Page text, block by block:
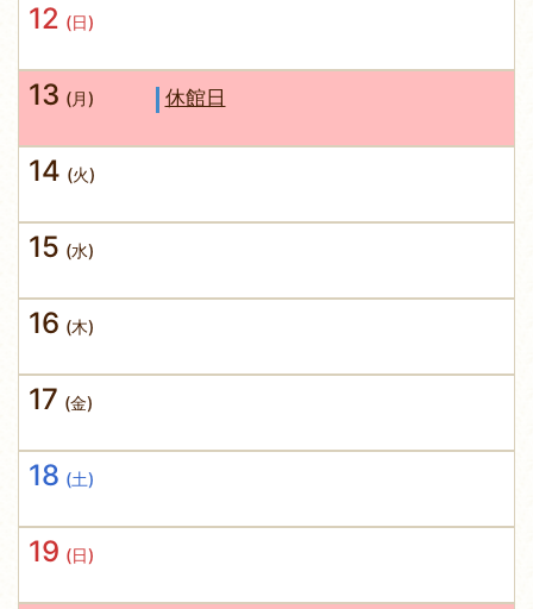
12 (日)
13 (月) 休館日
14 (火)
15 (水)
16 (木)
17 (金)
18 (土)
19 (日)